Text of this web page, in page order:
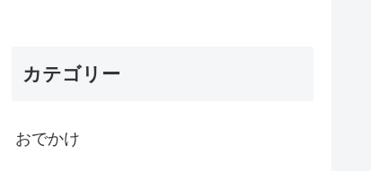
カテゴリー
おでかけ